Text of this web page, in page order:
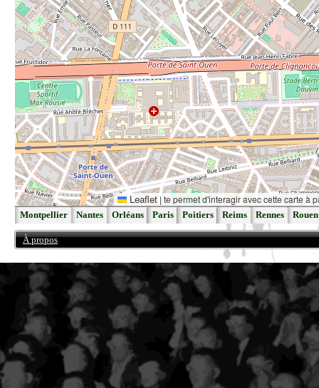
Leaflet | te permet d'interagir avec cette carte à
Montpellier Nantes Orléans Paris Poitiers Reims Rennes Rouen
À propos